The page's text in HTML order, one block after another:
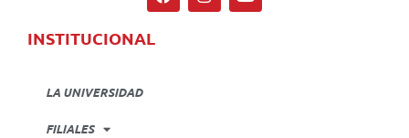
INSTITUCIONAL
LA UNIVERSIDAD
FILIALES